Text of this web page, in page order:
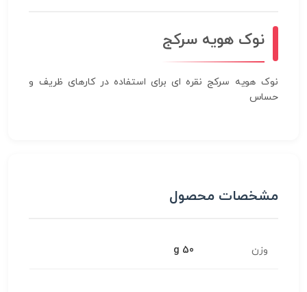
نوک هویه سرکج
نوک هویه سرکج نقره ای برای استفاده در کارهای ظریف و
حساس
مشخصات محصول
وزن 50 g